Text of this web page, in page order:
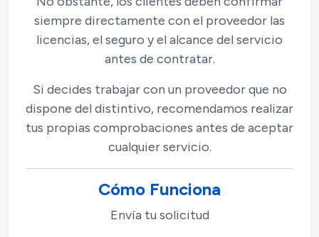
siempre directamente con el proveedor las
licencias, el seguro y el alcance del servicio
antes de contratar.
Si decides trabajar con un proveedor que no
dispone del distintivo, recomendamos realizar
tus propias comprobaciones antes de aceptar
cualquier servicio.
Cómo Funciona
Envía tu solicitud